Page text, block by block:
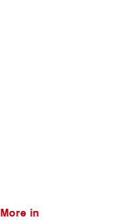
More in